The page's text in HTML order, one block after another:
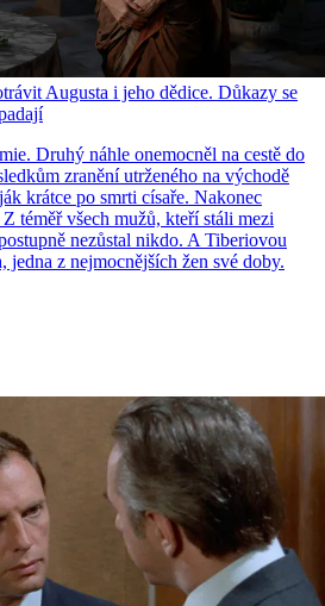
Augusta i jeho dědice. Důkazy se
Druhý náhle onemocněl na cestě do
zranění utrženého na východě
krátce po smrti císaře. Nakonec
téměř všech mužů, kteří stáli mezi
nezůstal nikdo. A Tiberiovou
z nejmocnějších žen své doby.